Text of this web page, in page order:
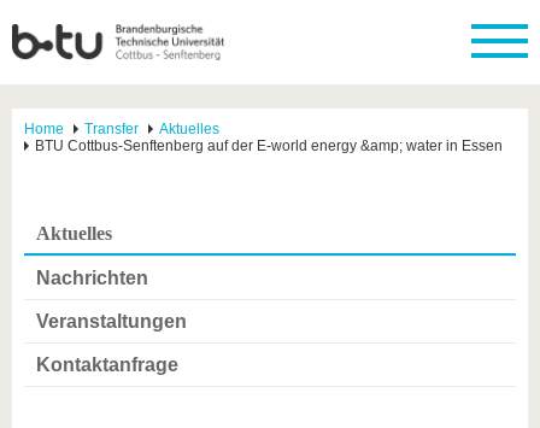
Home Transfer
Aktuelles
BTU Cottbus-Senftenberg auf der E-world energy &amp; water in Essen
Aktuelles
Nachrichten
Veranstaltungen
Kontaktanfrage